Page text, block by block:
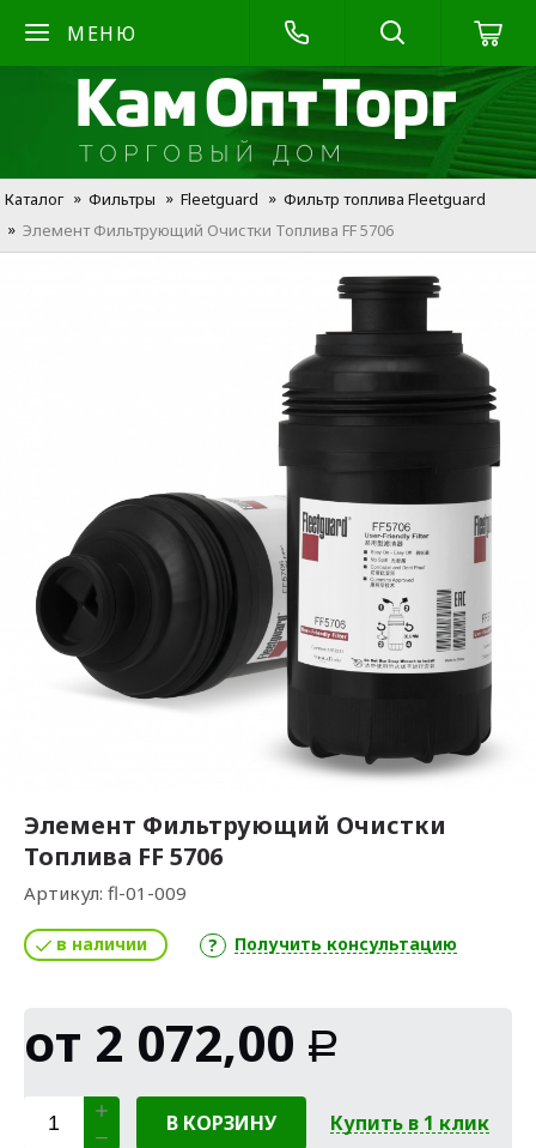
МЕНЮ
Каталог Фильтры Fleetguard
Фильтр топлива Fleetguard
Элемент Фильтрующий Очистки Топлива FF 5706
Элемент Фильтрующий Очистки
Топлива FF 5706
Артикул: fl-01-009
в наличии Получить консультацию
от 2 072,00 Р
В КОРЗИНУ Купить в 1 клик